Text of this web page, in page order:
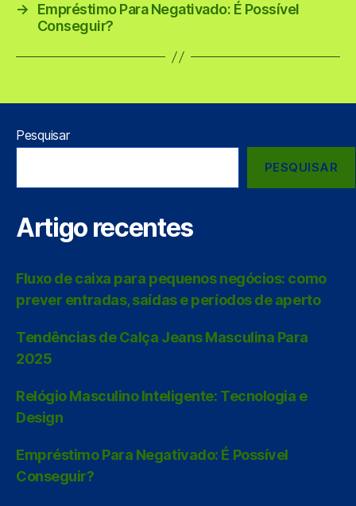
→
Empréstimo Para Negativado: É Possível
Conseguir?
Pesquisar
PESQUISAR
Artigo recentes
Fluxo de caixa para pequenos negócios: como
prever entradas, saídas e períodos de aperto
Tendências de Calça Jeans Masculina Para
2025
Relógio Masculino Inteligente: Tecnologia e
Design
Empréstimo Para Negativado: É Possível
Conseguir?